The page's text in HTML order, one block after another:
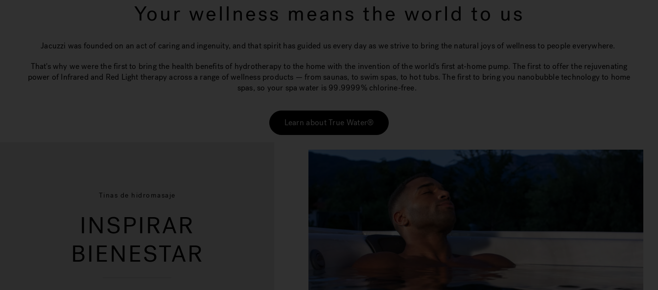
Your wellness means the world to us
Jacuzzi was founded on an act of caring and ingenuity, and that spirit has guided us every day as we strive to bring the natural joys of wellness to people everywhere.
That's why we were the first to bring the health benefits of hydrotherapy to the home with the invention of the world's first at-home pump. The first to offer the rejuvenating
power of Infrared and Red Light therapy across a range of wellness products — from saunas, to swim spas, to hot tubs. The first to bring you nanobubble technology to home
spas, so your spa water is 99.9999% chlorine-free.
Learn about True Water®
Tinas de hidromasaje
INSPIRAR
BIENESTAR